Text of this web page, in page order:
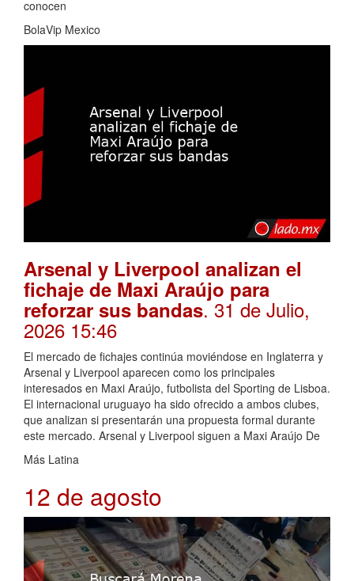
conocen
BolaVip Mexico
Arsenal y Liverpool analizan el
fichaje de Maxi Araújo para
reforzar sus bandas. 31 de Julio,
2026 15:46
El mercado de fichajes continúa moviéndose en Inglaterra y
Arsenal y Liverpool aparecen como los principales
interesados en Maxi Araújo, futbolista del Sporting de Lisboa.
El internacional uruguayo ha sido ofrecido a ambos clubes,
que analizan si presentarán una propuesta formal durante
este mercado. Arsenal y Liverpool siguen a Maxi Araújo De
Más Latina
12 de agosto